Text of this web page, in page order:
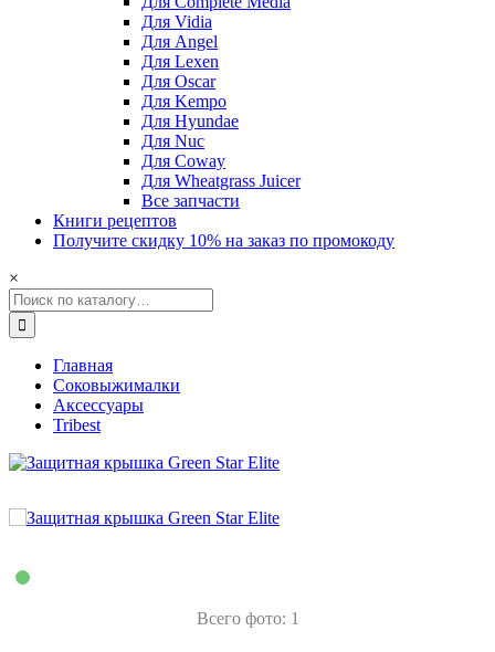
Для Vidia
Для Angel
Для Lexen
Для Oscar
Для Kempo
Для Hyundae
Для Nuc
Для Coway
Для Wheatgrass Juicer
Все запчасти
Книги рецептов
Получите скидку 10% на заказ по промокоду
×
Главная
Соковыжималки
Аксессуары
Tribest
Всего фото: 1